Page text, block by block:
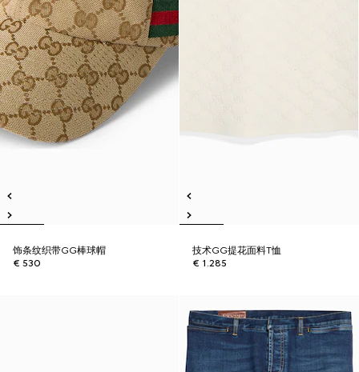
饰条纹织带GG棒球帽
€ 530
技术GG提花面料T恤
€ 1.285